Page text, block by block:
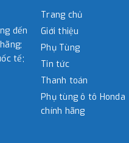
đến
tế;
Trang chủ
Giới thiệu
Phụ Tùng
Tin tức
Thanh toán
Phụ tùng ô tô Honda
chính hãng